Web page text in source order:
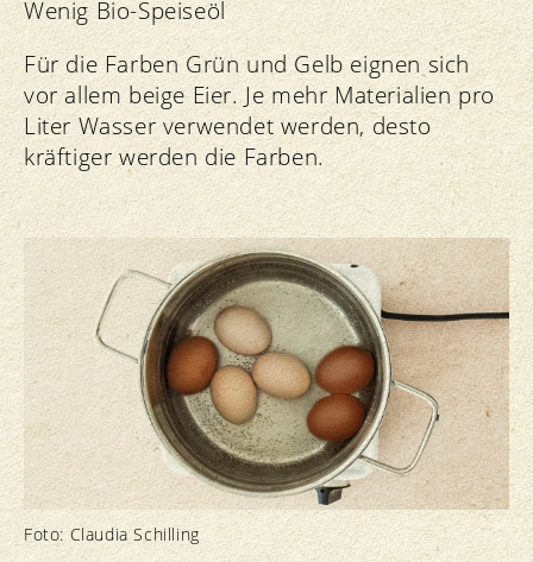
Wenig Bio-Speiseöl
Für die Farben Grün und Gelb eignen sich
vor allem beige Eier. Je mehr Materialien pro
Liter Wasser verwendet werden, desto
kräftiger werden die Farben.
Foto: Claudia Schilling